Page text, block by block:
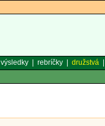
výsledky| rebríčky| družstvá